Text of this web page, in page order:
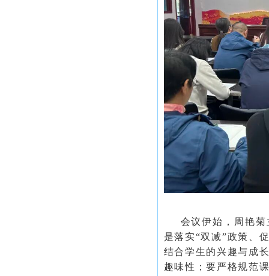
会议伊始，周艳菊
是落实“双减”政策、
结合学生的兴趣与成
趣味性；要严格规范